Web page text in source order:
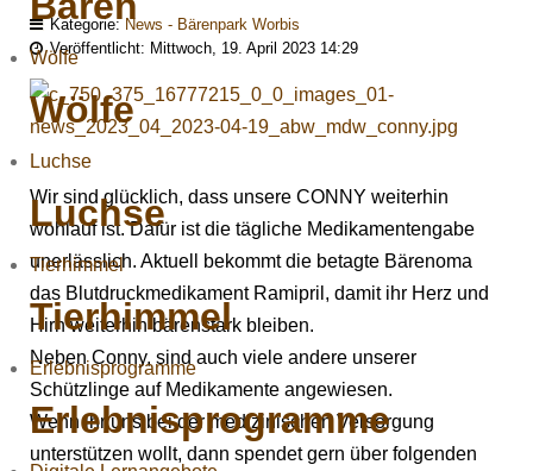
Wölfe
Wölfe
Luchse
Luchse
Tierhimmel
Tierhimmel
Erlebnisprogramme
Erlebnisprogramme
Kategorie: News - Bärenpark Worbis
Veröffentlicht: Mittwoch, 19. April 2023 14:29
Wir sind glücklich, dass unsere CONNY weiterhin
wohlauf ist. Dafür ist die tägliche Medikamentengabe
unerlässlich. Aktuell bekommt die betagte Bärenoma
das Blutdruckmedikament Ramipril, damit ihr Herz und
Hirn weiterhin bärenstark bleiben.
Neben Conny, sind auch viele andere unserer
Schützlinge auf Medikamente angewiesen.
Wenn ihr uns bei der medizinischen Versorgung
unterstützen wollt, dann spendet gern über folgenden